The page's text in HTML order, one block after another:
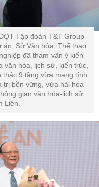
Tập đoàn T&T Group -
Sở Văn hóa, Thể thao
đã tham vấn ý kiến
văn hóa, lịch sử, kiến trúc,
9 tầng vừa mang tính
trị bền vững, vừa hài hòa
gian văn hóa-lịch sử
Liên.